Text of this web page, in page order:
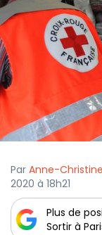
Par Anne-
2020 à 18h21
Plus de
Sortir à